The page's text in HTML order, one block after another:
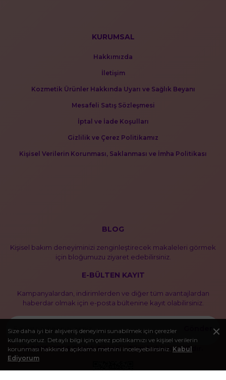
Size daha iyi bir alışveriş deneyimi sunabilmek için çerezler
kullanıyoruz. Detaylı bilgi için çerez politikamızı ve kişisel verilerin
korunması hakkında açıklama metnini inceleyebilirsiniz. Kabul
Ediyorum
KURUMSAL
Hakkımızda
İletişim
Kozmetik Ürünler Hakkında Uyarı ve Sağlık Beyanı
Mesafeli Satış Sözleşmesi
İptal ve İade Koşulları
Gizlilik ve Çerez Politikamız
Kişisel Verilerin Korunması, Saklanması ve İmha Politikası
BLOG
Kişisel bakım deneyiminizi zenginleştirecek makaleleri görmek
için bloğumuzu ziyaret edebilirsiniz.
E-BÜLTEN KAYIT
Kampanyalardan, indirimlerden ve diğer tüm avantajlardan
haberdar olmak için e-posta bültenine kayıt olabilirsiniz.
© 2016-2026 Sağlık Sepeti - Tüm hakları saklıdır.